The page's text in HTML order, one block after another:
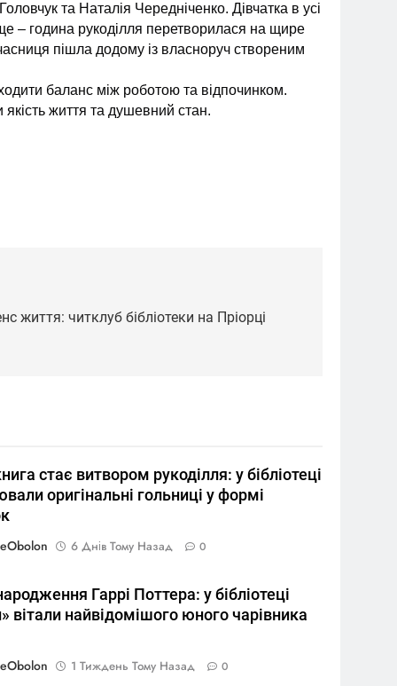
та Наталія Чередніченко. Дівчатка в усі
ще – година рукоділля перетворилася на щире
пішла додому із власноруч створеним
баланс між роботою та відпочинком.
життя та душевний стан.
життя: читклуб бібліотеки на Пріорці
стає витвором рукоділля: у бібліотеці
оригінальні гольниці у формі
6 Днів Тому Назад 0
Гаррі Поттера: у бібліотеці
вітали найвідомішого юного чарівника
1 Тиждень Тому Назад 0